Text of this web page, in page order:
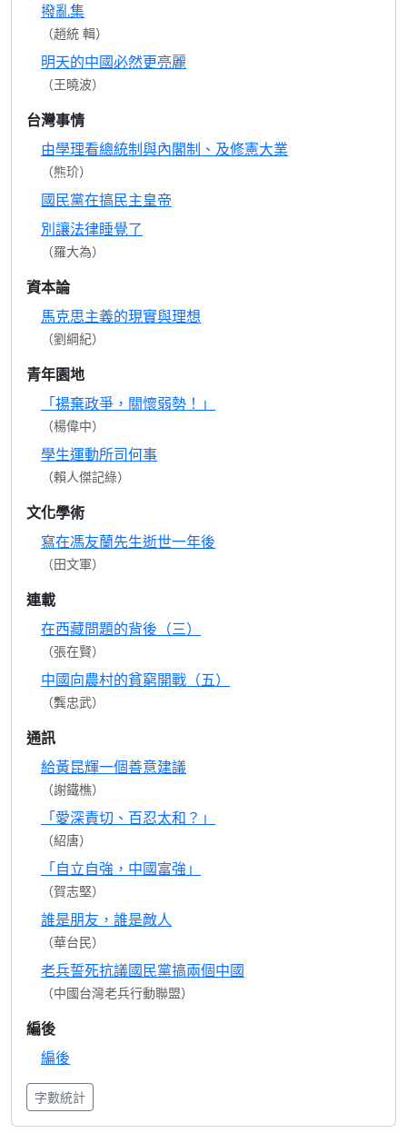
撥亂集
（趙統 輯）
明天的中國必然更亮麗
（王曉波）
台灣事情
由學理看總統制與內閣制、及修憲大業
（熊玠）
國民黨在搞民主皇帝
別讓法律睡覺了
（羅大為）
資本論
馬克思主義的現實與理想
（劉綱紀）
青年園地
「揚棄政爭，關懷弱勢！」
（楊偉中）
學生運動所司何事
（賴人傑記綠）
文化學術
寫在馮友蘭先生逝世一年後
（田文軍）
連載
在西藏問題的背後（三）
（張在賢）
中國向農村的貧窮開戰（五）
（龔忠武）
通訊
給黃昆輝一個善意建議
（謝鐵樵）
「愛深責切、百忍太和？」
（紹唐）
「自立自強，中國富強」
（賀志堅）
誰是朋友，誰是敵人
（華台民）
老兵誓死抗議國民黨搞兩個中國
（中國台灣老兵行動聯盟）
編後
編後
字數統計